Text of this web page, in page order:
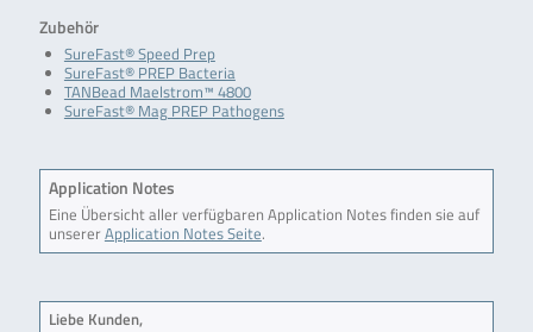
Zubehör
SureFast® Speed Prep
SureFast® PREP Bacteria
TANBead Maelstrom™ 4800
SureFast® Mag PREP Pathogens
Application Notes
Eine Übersicht aller verfügbaren Application Notes finden sie auf
unsererApplication Notes Seite.
Liebe Kunden,